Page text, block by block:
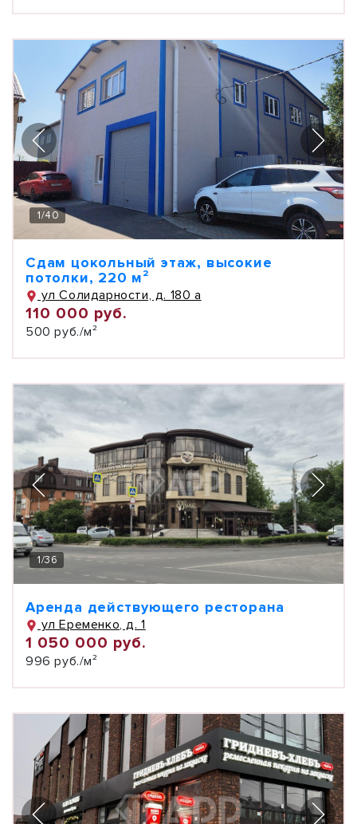
1/40
Сдам цокольный этаж, высокие
потолки, 220 м²
ул Солидарности, д. 180 а
110 000 руб.
500 руб./м²
1/36
Аренда действующего ресторана
ул Еременко, д. 1
1 050 000 руб.
996 руб./м²